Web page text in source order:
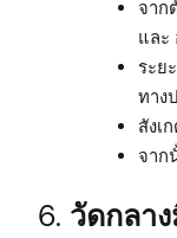
จาก
และ
ระย
ทาง
สังเ
จาก
6. วัดกลา